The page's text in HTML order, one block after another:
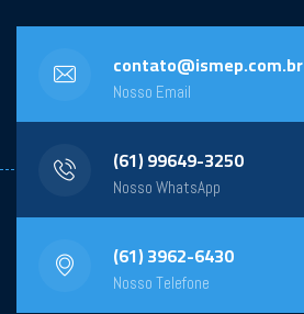
contato@ismep.com.br
Nosso Email
(61) 99649-3250
Nosso WhatsApp
(61) 3962-6430
Nosso Telefone